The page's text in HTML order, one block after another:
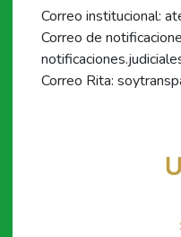
Correo institucional:
Correo de
Correo Rita: